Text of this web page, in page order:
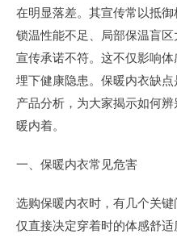
在明显落差。其宣传常以抵
锁温性能不足、局部保温盲
宣传承诺不符。这不仅影响
埋下健康隐患。保暖内衣缺
产品分析，为大家揭示如何
暖内着。
一、保暖内衣常见危害
选购保暖内衣时，有几个关
仅直接决定穿着时的体感舒